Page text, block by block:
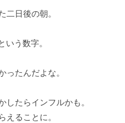
二日後の朝。
う数字。
ったんだよな。
したらインフルかも。
えることに。